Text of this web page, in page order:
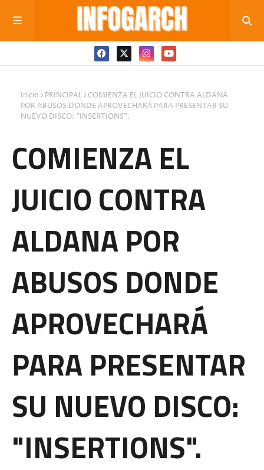
Inicio PRINCIPAL
COMIENZA EL JUICIO CONTRA ALDANA
POR ABUSOS DONDE APROVECHARÁ PARA PRESENTAR SU
NUEVO DISCO: "INSERTIONS".
COMIENZA EL
JUICIO CONTRA
ALDANA POR
ABUSOS DONDE
APROVECHARÁ
PARA PRESENTAR
SU NUEVO DISCO:
"INSERTIONS".